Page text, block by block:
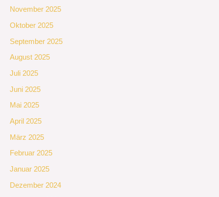
November 2025
Oktober 2025
September 2025
August 2025
Juli 2025
Juni 2025
Mai 2025
April 2025
März 2025
Februar 2025
Januar 2025
Dezember 2024